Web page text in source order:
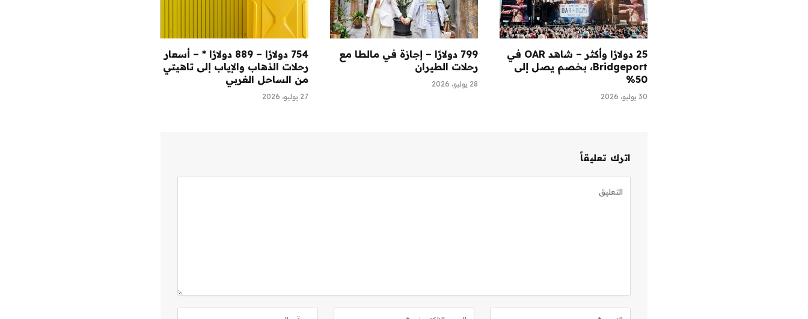
25 دولارًا وأكثر – شاهد OAR في
Bridgeport، بخصم يصل إلى
50%
30 يوليو، 2026
799 دولارًا – إجازة في مالطا مع
رحلات الطيران
28 يوليو، 2026
754 دولارًا – 889 دولارًا * – أسعار
رحلات الذهاب والإياب إلى تاهيتي
من الساحل الغربي
27 يوليو، 2026
اترك تعليقاً